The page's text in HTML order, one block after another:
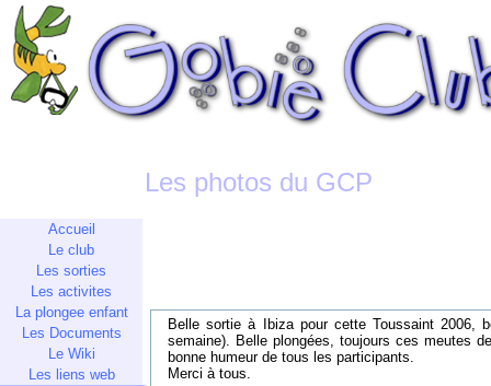
Les photos du GCP
Accueil
Le club
Les sorties
Les activites
La plongee enfant
Les Documents
Le Wiki
Les liens web
Belle sortie à Ibiza pour cette Toussaint 2006,
semaine). Belle plongées, toujours ces meutes
bonne humeur de tous les participants.
Merci à tous.